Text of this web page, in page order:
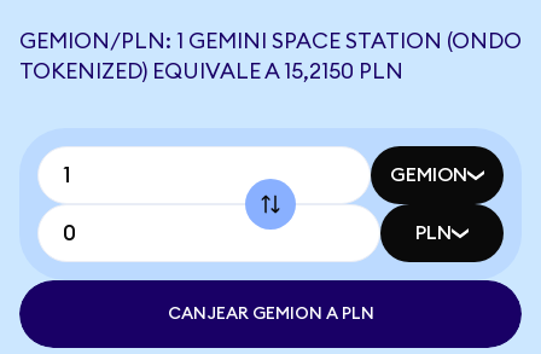
GEMION/PLN: 1 GEMINI SPACE STATION (ONDO
TOKENIZED) EQUIVALE A 15,2150 PLN
GEMION
PLN
CANJEAR GEMION A PLN